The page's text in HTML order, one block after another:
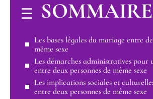
SOMMAIRE
Les bases légales du mariage entre
même sexe
Les démarches administratives pour
entre deux personnes de même sexe
Les implications sociales et
entre deux personnes de même sexe